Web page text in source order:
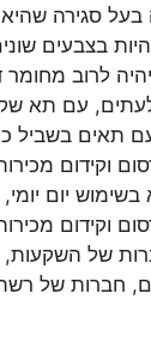
בעל סגירה
בצבעים
לרוב מחומר
עם תא
תאים בשביל
וקידום
יום
וקידום
של השקעות,
חברות של רשת